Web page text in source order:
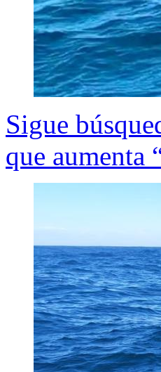
Sigue
que aumenta